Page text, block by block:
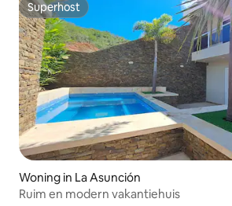
Superhost
Superhost
Woning in La Asunción
Ruim en modern vakantiehuis